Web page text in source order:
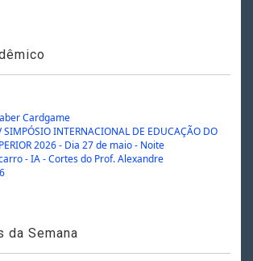
Cardgame
INTERNACIONAL DE EDUCAÇÃO DO
2026 - Dia 27 de maio - Noite
- IA - Cortes do Prof. Alexandre
da Semana